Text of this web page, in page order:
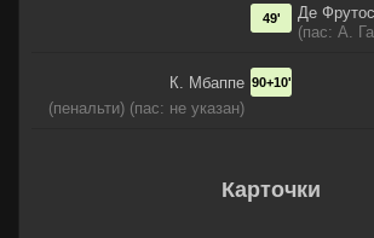
Де Фрутос
(пас: А.
49'
К. Мбаппе
(пенальти) (пас: не указан)
90+10'
Карточки